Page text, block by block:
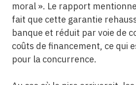
moral ». Le rapport
fait que cette garantie
banque et réduit par voie de
coûts de financement, ce qui
pour la concurrence.